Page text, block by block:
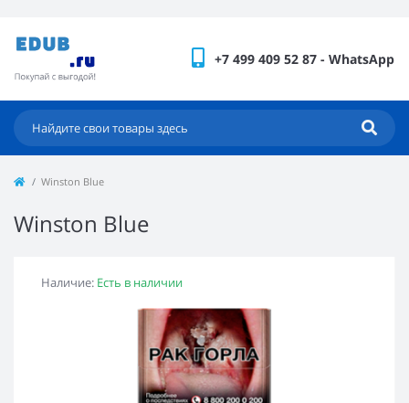
+7 499 409 52 87 - WhatsApp
Winston Blue
Winston Blue
Наличие: Есть в наличии